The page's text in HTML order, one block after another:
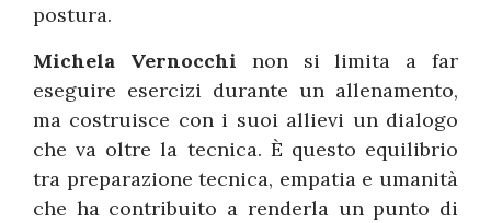
postura.
Michela Vernocchi non si limita a far
eseguire esercizi durante un allenamento,
ma costruisce con i suoi allievi un dialogo
che va oltre la tecnica. È questo equilibrio
tra preparazione tecnica, empatia e umanità
che ha contribuito a renderla un punto di